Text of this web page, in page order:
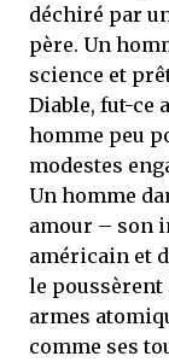
déchiré par
père. Un
science et
Diable, fut-ce
homme peu
modestes
Un homme
amour – son
américain et
le
armes
comme ses